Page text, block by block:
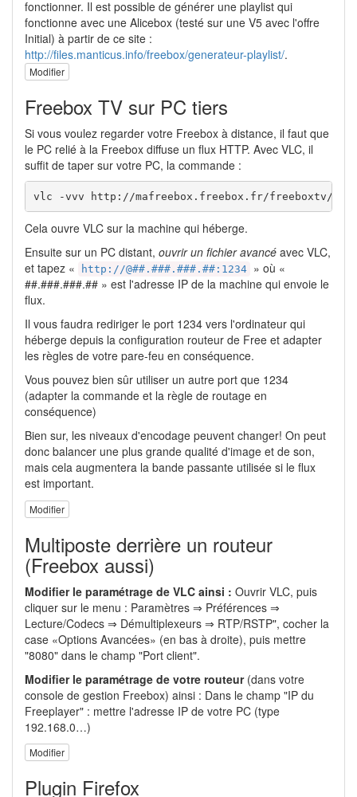
fonctionner. Il est possible de générer une playlist qui
fonctionne avec une Alicebox (testé sur une V5 avec l'offre
Initial) à partir de ce site :
http://files.manticus.info/freebox/generateur-playlist/.
Modifier
Freebox TV sur PC tiers
Si vous voulez regarder votre Freebox à distance, il faut que
le PC relié à la Freebox diffuse un flux HTTP. Avec VLC, il
suffit de taper sur votre PC, la commande :
vlc -vvv http://mafreebox.freebox.fr/freeboxtv/
Cela ouvre VLC sur la machine qui héberge.
Ensuite sur un PC distant, ouvrir un fichier avancé avec VLC,
et tapez «
http://@##.###.###.##:1234 » où «
##.###.###.## » est l'adresse IP de la machine qui envoie le
flux.
Il vous faudra rediriger le port 1234 vers l'ordinateur qui
héberge depuis la configuration routeur de Free et adapter
les règles de votre pare-feu en conséquence.
Vous pouvez bien sûr utiliser un autre port que 1234
(adapter la commande et la règle de routage en
conséquence)
Bien sur, les niveaux d'encodage peuvent changer! On peut
donc balancer une plus grande qualité d'image et de son,
mais cela augmentera la bande passante utilisée si le flux
est important.
Modifier
Multiposte derrière un routeur
(Freebox aussi)
Modifier le paramétrage de VLC ainsi : Ouvrir VLC, puis
cliquer sur le menu : Paramètres ⇒ Préférences ⇒
Lecture/Codecs ⇒ Démultiplexeurs ⇒ RTP/RSTP", cocher la
case «Options Avancées» (en bas à droite), puis mettre
"8080" dans le champ "Port client".
Modifier le paramétrage de votre routeur(dans votre
console de gestion Freebox) ainsi : Dans le champ "IP du
Freeplayer" : mettre l'adresse IP de votre PC (type
192.168.0…)
Modifier
Plugin Firefox